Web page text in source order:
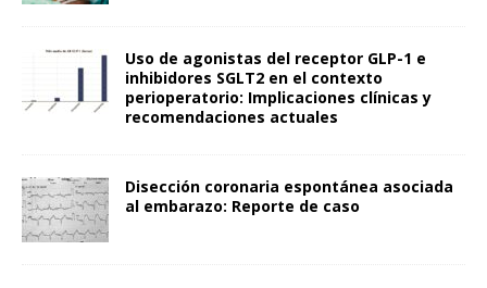
Uso de agonistas del receptor GLP-1 e
inhibidores SGLT2 en el contexto
perioperatorio: Implicaciones clínicas y
recomendaciones actuales
Disección coronaria espontánea asociada
al embarazo: Reporte de caso